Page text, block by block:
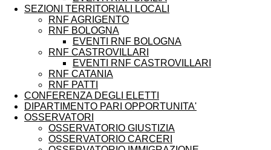
SEZIONI TERRITORIALI LOCALI
RNF AGRIGENTO
RNF BOLOGNA
EVENTI RNF BOLOGNA
RNF CASTROVILLARI
EVENTI RNF CASTROVILLARI
RNF CATANIA
RNF PATTI
CONFERENZA DEGLI ELETTI
DIPARTIMENTO PARI OPPORTUNITA'
OSSERVATORI
OSSERVATORIO GIUSTIZIA
OSSERVATORIO CARCERI